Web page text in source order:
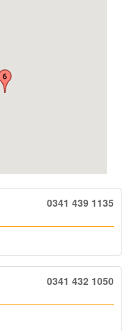
0341 439 1135
0341 432 1050